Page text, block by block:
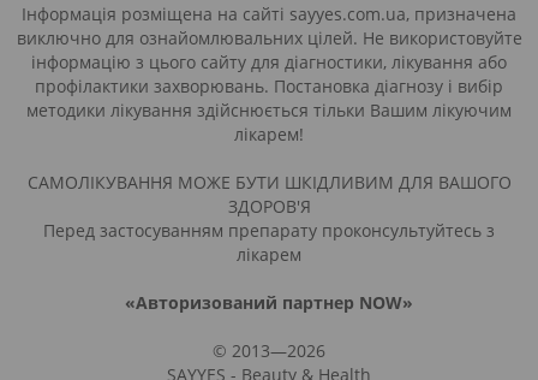
Інформація розміщена на сайті sayyes.com.ua, призначена
виключно для ознайомлювальних цілей. Не використовуйте
інформацію з цього сайту для діагностики, лікування або
профілактики захворювань. Постановка діагнозу і вибір
методики лікування здійснюється тільки Вашим лікуючим
лікарем!
САМОЛІКУВАННЯ МОЖЕ БУТИ ШКІДЛИВИМ ДЛЯ ВАШОГО
ЗДОРОВ'Я
Перед застосуванням препарату проконсультуйтесь з
лікарем
«Авторизований партнер NOW»
© 2013—2026
SAYYES - Beauty & Health